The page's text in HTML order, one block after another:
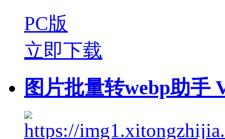
PC版
立即下载
图片批量转webp助手